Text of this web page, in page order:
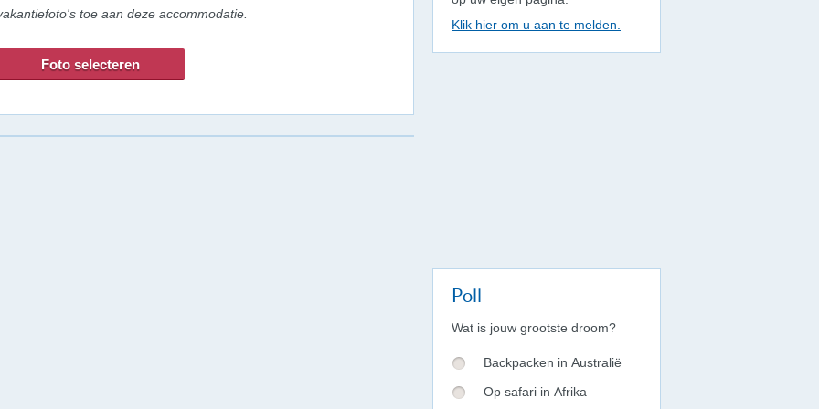
toe aan deze accommodatie.
Klik hier om u aan te melden.
Poll
Wat is jouw grootste droom?
Backpacken in Australië
Op safari in Afrika